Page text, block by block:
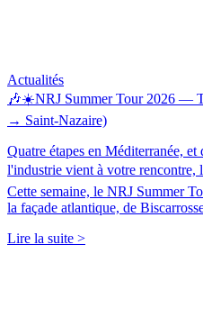
Actualités
🎶☀️NRJ Summer Tour 2026 —
→ Saint-Nazaire)
Quatre étapes en Méditerranée,
l'industrie vient à votre
Cette semaine, le NRJ Summer
la façade atlantique, de
Lire la suite >